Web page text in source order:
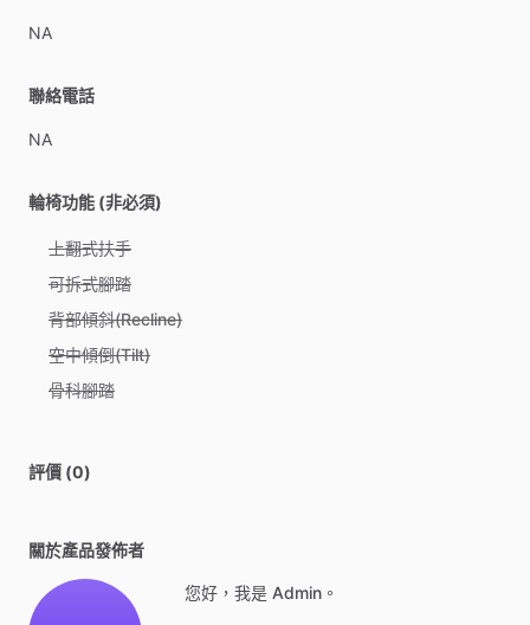
NA
聯絡電話
NA
輪椅功能 (非必須)
上翻式扶手
可拆式腳踏
背部傾斜(Recline)
空中傾倒(Tilt)
骨科腳踏
評價 (0)
關於產品發佈者
您好，我是 Admin。